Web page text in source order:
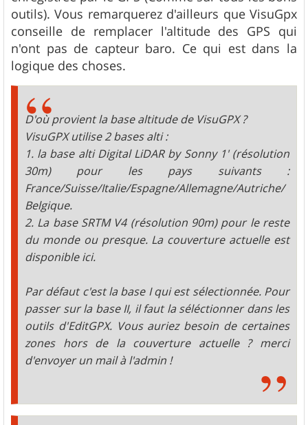
outils). Vous remarquerez d'ailleurs que VisuGpx
conseille de remplacer l'altitude des GPS qui
n'ont pas de capteur baro. Ce qui est dans la
logique des choses.
D'où provient la base altitude de VisuGPX ?
VisuGPX utilise 2 bases alti :
1. la base alti Digital LiDAR by Sonny 1' (résolution
30m) pour les pays suivants :
France/Suisse/Italie/Espagne/Allemagne/Autriche/
Belgique.
2. La base SRTM V4 (résolution 90m) pour le reste
du monde ou presque. La couverture actuelle est
disponible ici.
Par défaut c'est la base I qui est sélectionnée. Pour
passer sur la base II, il faut la séléctionner dans les
outils d'EditGPX. Vous auriez besoin de certaines
zones hors de la couverture actuelle ? merci
d'envoyer un mail à l'admin !